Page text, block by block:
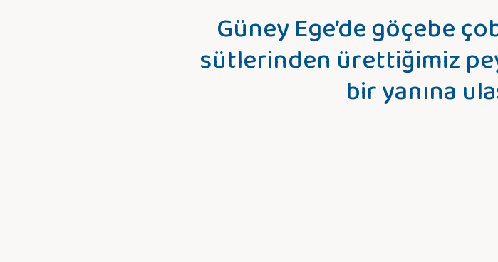
Güney Ege’de göçebe
sütlerinden ürettiğimiz
bir yanına